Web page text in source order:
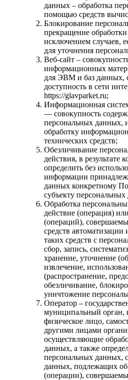
данных – обработка
помощью средств
Блокирование
прекращение
исключением случаев,
для уточнения
Веб-сайт –
информационных
для ЭВМ и баз данных,
доступность в сети
https://glavparket.ru;
Информационная
— совокупность
персональных данных,
обработку
технических средств;
Обезличивание
действия, в результате
определить без
информации
данных конкретному
субъекту
Обработка
действие (операция)
(операций),
средств автоматизации
таких средств с
сбор, запись,
хранение, уточнение
извлечение,
(распространение,
обезличивание,
уничтожение
Оператор –
муниципальный орган,
физическое лицо,
другими лицами
осуществляющие
данных, а также
персональных данных,
данных, подлежащих
(операции),